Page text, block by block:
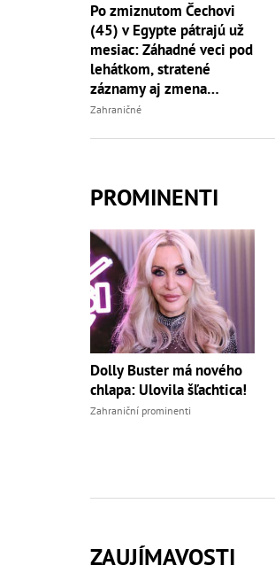
Po zmiznutom Čechovi
(45) v Egypte pátrajú už
mesiac: Záhadné veci pod
lehátkom, stratené
záznamy aj zmena
vypovede
Zahraničné
PROMINENTI
Dolly Buster má nového
chlapa: Ulovila šľachtica!
Zahraniční prominenti
ZAUJÍMAVOSTI